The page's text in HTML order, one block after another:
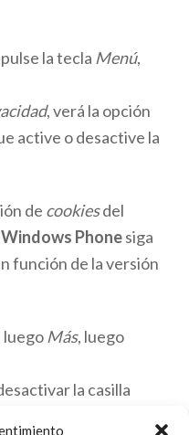
la tecla Menú,
, verá la opción
active o desactive la
de cookiesdel
Windows Phonesiga
función de la versión
luego Más, luego
la casilla